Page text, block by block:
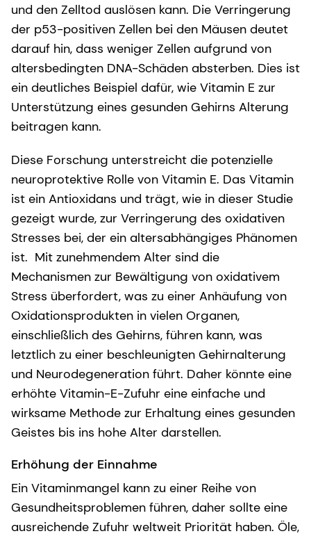
und den Zelltod auslösen kann. Die Verringerung
der p53-positiven Zellen bei den Mäusen deutet
darauf hin, dass weniger Zellen aufgrund von
altersbedingten DNA-Schäden absterben. Dies ist
ein deutliches Beispiel dafür, wie Vitamin E zur
Unterstützung eines gesunden Gehirns Alterung
beitragen kann.
Diese Forschung unterstreicht die potenzielle
neuroprotektive Rolle von Vitamin E. Das Vitamin
ist ein Antioxidans und trägt, wie in dieser Studie
gezeigt wurde, zur Verringerung des oxidativen
Stresses bei, der ein altersabhängiges Phänomen
ist. Mit zunehmendem Alter sind die
Mechanismen zur Bewältigung von oxidativem
Stress überfordert, was zu einer Anhäufung von
Oxidationsprodukten in vielen Organen,
einschließlich des Gehirns, führen kann, was
letztlich zu einer beschleunigten Gehirnalterung
und Neurodegeneration führt. Daher könnte eine
erhöhte Vitamin-E-Zufuhr eine einfache und
wirksame Methode zur Erhaltung eines gesunden
Geistes bis ins hohe Alter darstellen.
Erhöhung der Einnahme
Ein Vitaminmangel kann zu einer Reihe von
Gesundheitsproblemen führen, daher sollte eine
ausreichende Zufuhr weltweit Priorität haben. Öle,